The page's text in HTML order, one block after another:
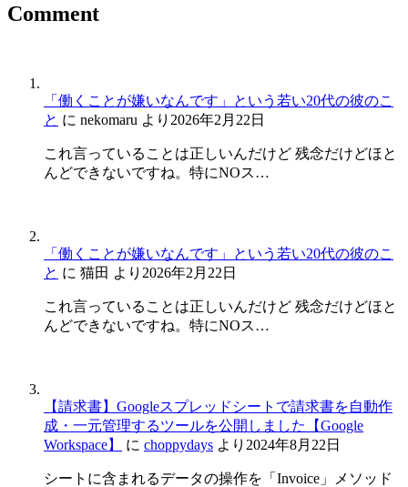
Comment
「働くことが嫌いなんです」という若い20代の彼のこ
と に nekomaru より 2026年2月22日
これ言っていることは正しいんだけど 残念だけどほと
んどできないですね。特にNOス…
「働くことが嫌いなんです」という若い20代の彼のこ
と に 猫田 より 2026年2月22日
これ言っていることは正しいんだけど 残念だけどほと
んどできないですね。特にNOス…
【請求書】Googleスプレッドシートで請求書を自動作
成・一元管理するツールを公開しました【Google
Workspace】
に choppydays より 2024年8月22日
シートに含まれるデータの操作を「Invoice」メソッド